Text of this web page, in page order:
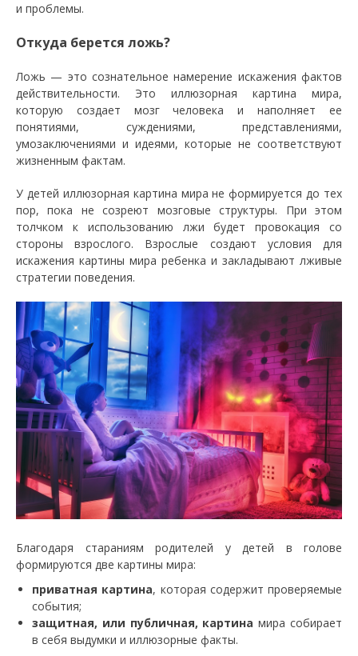
и проблемы.
Откуда берется ложь?
Ложь — это сознательное намерение искажения фактов
действительности. Это иллюзорная картина мира,
которую создает мозг человека и наполняет ее
понятиями, суждениями, представлениями,
умозаключениями и идеями, которые не соответствуют
жизненным фактам.
У детей иллюзорная картина мира не формируется до тех
пор, пока не созреют мозговые структуры. При этом
толчком к использованию лжи будет провокация со
стороны взрослого. Взрослые создают условия для
искажения картины мира ребенка и закладывают лживые
стратегии поведения.
Благодаря стараниям родителей у детей в голове
формируются две картины мира:
приватная картина, которая содержит проверяемые
события;
защитная, или публичная, картина мира собирает
в себя выдумки и иллюзорные факты.